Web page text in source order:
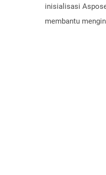
inisialisasi
membantu